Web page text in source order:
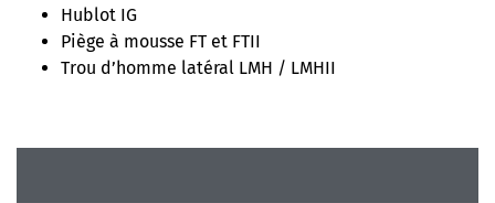
Hublot IG
Piège à mousse FT et FTII
Trou d’homme latéral LMH / LMHII